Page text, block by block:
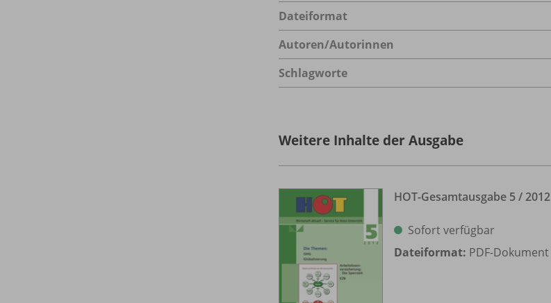
Dateiformat
Autoren/Autorinnen
Schlagworte
Weitere Inhalte der Ausgabe
HOT-Gesamtausgabe 5 /2012
Sofort verfügbar
Dateiformat: PDF-Dokument